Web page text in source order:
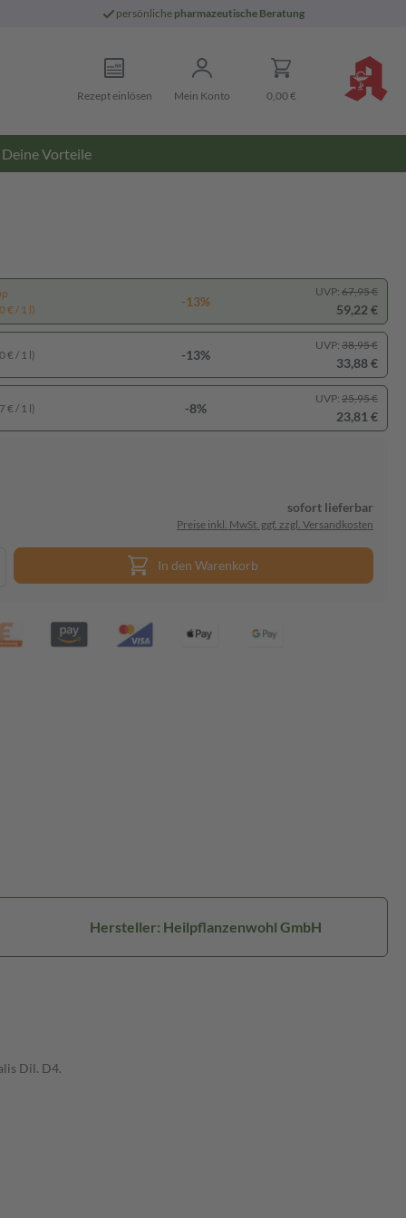
persönliche pharmazeutische Beratung
Rezept einlösen Mein Konto 0,00 €
Deine Vorteile
€ / 1 l)
-13%
UVP: 67,95 €
59,22 €
€ / 1 l) -13%
UVP: 38,95 €
33,88 €
€ / 1 l) -8%
UVP: 25,95 €
23,81 €
sofort lieferbar
Preise inkl. MwSt. ggf. zzgl. Versandkosten
In den Warenkorb
Hersteller: Heilpflanzenwohl GmbH
Dil. D4.